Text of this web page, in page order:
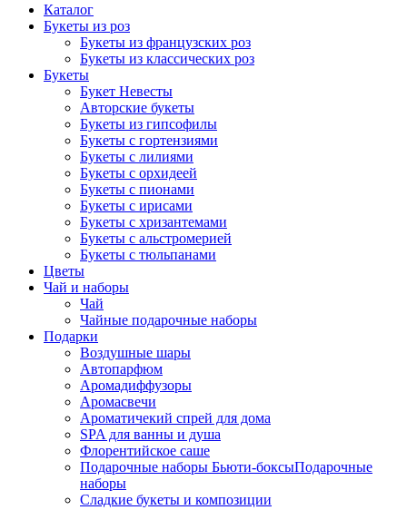
Каталог
Букеты из роз
Букеты из французских роз
Букеты из классических роз
Букеты
Букет Невесты
Авторские букеты
Букеты из гипсофилы
Букеты с гортензиями
Букеты с лилиями
Букеты с орхидеей
Букеты с пионами
Букеты с ирисами
Букеты с хризантемами
Букеты с альстромерией
Букеты с тюльпанами
Цветы
Чай и наборы
Чай
Чайные подарочные наборы
Подарки
Воздушные шары
Автопарфюм
Аромадиффузоры
Аромасвечи
Ароматичекий спрей для дома
SPA для ванны и душа
Флорентийское саше
Подарочные наборы Бьюти-боксыПодарочные
наборы
Сладкие букеты и композиции